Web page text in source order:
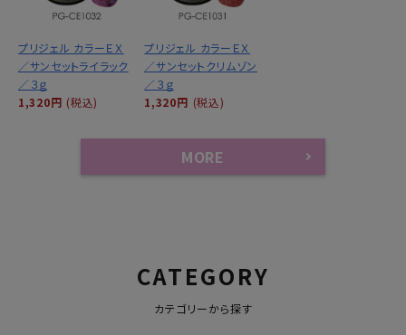
プリジェル カラーＥＸ
／サンセットライラック
／３ｇ
1,320円 (税込)
プリジェル カラーＥＸ
／サンセットクリムゾン
／３ｇ
1,320円 (税込)
MORE
CATEGORY
カテゴリーから探す